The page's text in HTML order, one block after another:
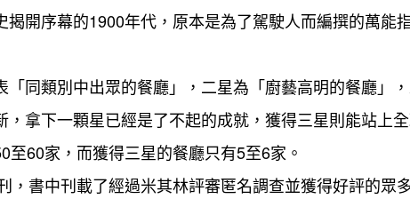
開序幕的1900年代，原本是為了駕駛人而編撰的萬能
同類別中出眾的餐廳」，二星為「廚藝高明的餐廳」
拿下一顆星已經是了不起的成就，獲得三星則能站上
60家，而獲得三星的餐廳只有5至6家。
，書中刊載了經過米其林評審匿名調查並獲得好評的眾